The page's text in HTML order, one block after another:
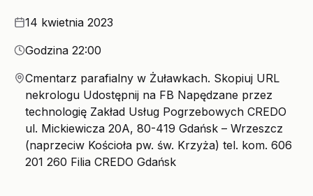
Data14 kwietnia 2023
Godzina
Godzina 22:00
Miejsce
Cmentarz parafialny w Żuławkach. Skopiuj URL
nekrologu Udostępnij na FB Napędzane przez
technologię Zakład Usług Pogrzebowych CREDO
ul. Mickiewicza 20A, 80-419 Gdańsk – Wrzeszcz
(naprzeciw Kościoła pw. św. Krzyża) tel. kom. 606
201 260 Filia CREDO Gdańsk